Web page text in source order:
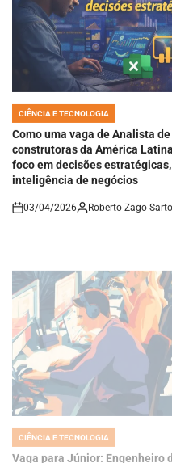
POSTED
Como uma vaga de Analista
construtoras da América
foco em decisões
inteligência de negócios
on
POSTED
IN
CIÊNCIA E TECNOLOGIA
Vaga para Júnior:
on
29/12/2025 Thaisa Zago Sartori